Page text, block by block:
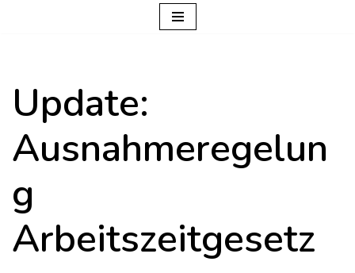
springen
Update:
Ausnahmeregelun
g
Arbeitszeitgesetz